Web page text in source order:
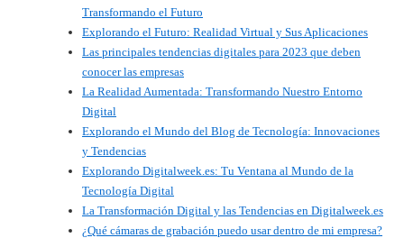
Transformando el Futuro
Explorando el Futuro: Realidad Virtual y Sus Aplicaciones
Las principales tendencias digitales para 2023 que deben
conocer las empresas
La Realidad Aumentada: Transformando Nuestro Entorno
Digital
Explorando el Mundo del Blog de Tecnología: Innovaciones
y Tendencias
Explorando Digitalweek.es: Tu Ventana al Mundo de la
Tecnología Digital
La Transformación Digital y las Tendencias en Digitalweek.es
¿Qué cámaras de grabación puedo usar dentro de mi empresa?